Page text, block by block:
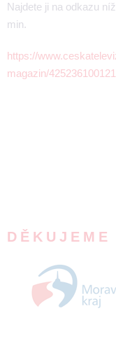
Najdete ji na odkazu
min.
https://
magazin/
DĚKUJEME